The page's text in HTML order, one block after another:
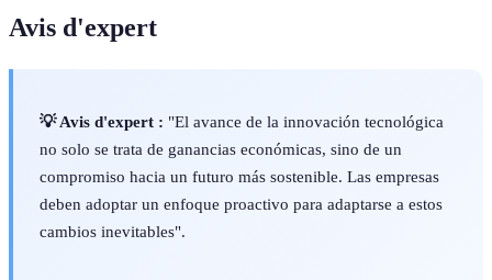
Avis d'expert
💡 Avis d'expert : "El avance de la innovación tecnológica
no solo se trata de ganancias económicas, sino de un
compromiso hacia un futuro más sostenible. Las empresas
deben adoptar un enfoque proactivo para adaptarse a estos
cambios inevitables".